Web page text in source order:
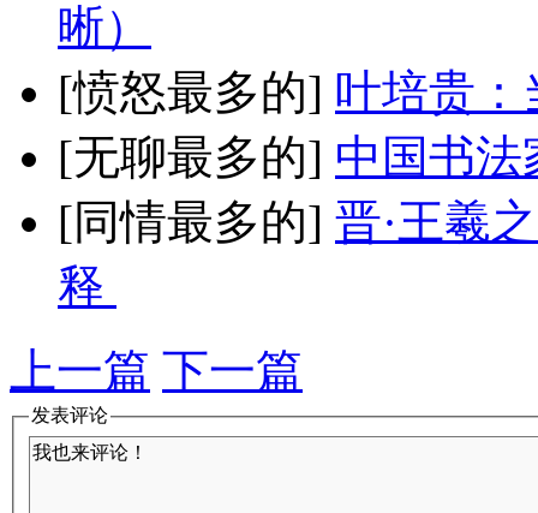
晰）
[愤怒最多的] 叶培贵：
[无聊最多的] 中国书法
[同情最多的] 晋·王羲
释
上一篇 下一篇
发表评论